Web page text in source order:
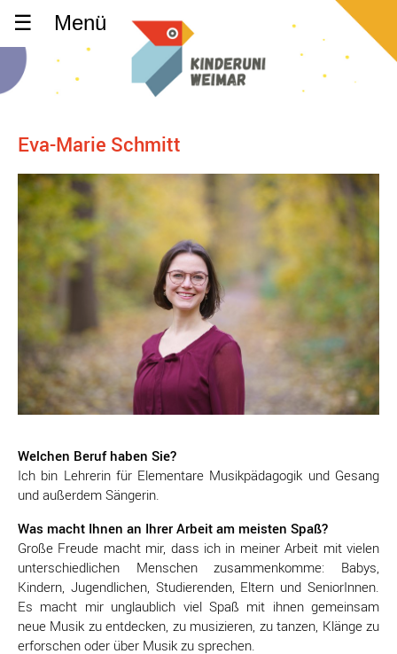
Menü
Eva-Marie Schmitt
Welchen Beruf haben Sie?
Ich bin Lehrerin für Elementare Musikpädagogik und Gesang
und außerdem Sängerin.
Was macht Ihnen an Ihrer Arbeit am meisten Spaß?
Große Freude macht mir, dass ich in meiner Arbeit mit vielen
unterschiedlichen Menschen zusammenkomme: Babys,
Kindern, Jugendlichen, Studierenden, Eltern und SeniorInnen.
Es macht mir unglaublich viel Spaß mit ihnen gemeinsam
neue Musik zu entdecken, zu musizieren, zu tanzen, Klänge zu
erforschen oder über Musik zu sprechen.